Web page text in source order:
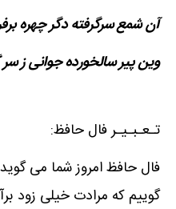
آن شمع سرگرفته دگر چهره
وین پیر سالخورده جوانی ز
تـعـبـیـر فال حافظ:
فال حافظ امروز شما می
گوییم که مرادت خیلی زود